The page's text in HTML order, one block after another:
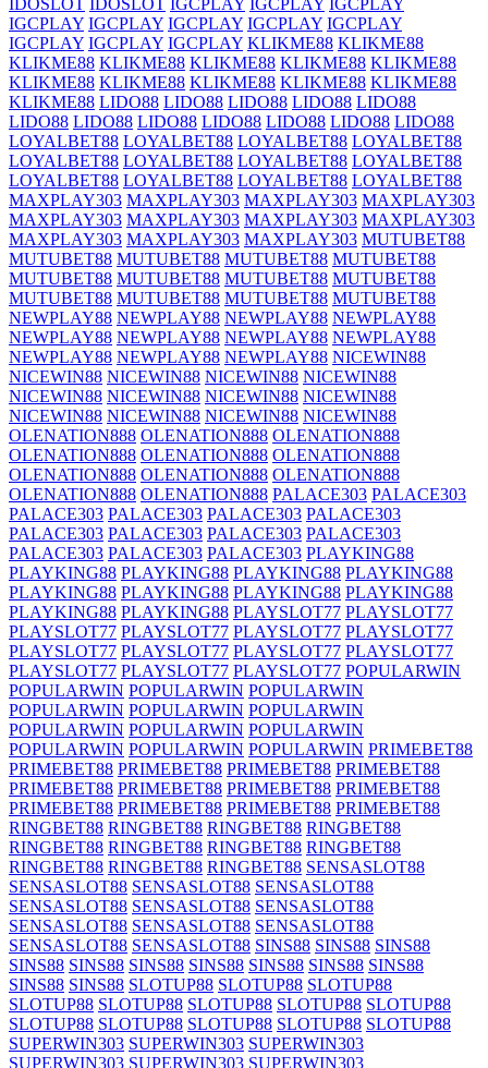
IDOSLOT IDOSLOT IGCPLAY IGCPLAY IGCPLAY
IGCPLAY IGCPLAY IGCPLAY IGCPLAY IGCPLAY
IGCPLAY IGCPLAY IGCPLAY KLIKME88 KLIKME88
KLIKME88 KLIKME88 KLIKME88 KLIKME88 KLIKME88
KLIKME88 KLIKME88 KLIKME88 KLIKME88 KLIKME88
KLIKME88 LIDO88 LIDO88 LIDO88 LIDO88 LIDO88
LIDO88 LIDO88 LIDO88 LIDO88 LIDO88 LIDO88 LIDO88
LOYALBET88 LOYALBET88 LOYALBET88 LOYALBET88
LOYALBET88 LOYALBET88 LOYALBET88 LOYALBET88
LOYALBET88 LOYALBET88 LOYALBET88 LOYALBET88
MAXPLAY303 MAXPLAY303 MAXPLAY303 MAXPLAY303
MAXPLAY303 MAXPLAY303 MAXPLAY303 MAXPLAY303
MAXPLAY303 MAXPLAY303 MAXPLAY303 MUTUBET88
MUTUBET88 MUTUBET88 MUTUBET88 MUTUBET88
MUTUBET88 MUTUBET88 MUTUBET88 MUTUBET88
MUTUBET88 MUTUBET88 MUTUBET88 MUTUBET88
NEWPLAY88 NEWPLAY88 NEWPLAY88 NEWPLAY88
NEWPLAY88 NEWPLAY88 NEWPLAY88 NEWPLAY88
NEWPLAY88 NEWPLAY88 NEWPLAY88 NICEWIN88
NICEWIN88 NICEWIN88 NICEWIN88 NICEWIN88
NICEWIN88 NICEWIN88 NICEWIN88 NICEWIN88
NICEWIN88 NICEWIN88 NICEWIN88 NICEWIN88
OLENATION888 OLENATION888 OLENATION888
OLENATION888 OLENATION888 OLENATION888
OLENATION888 OLENATION888 OLENATION888
OLENATION888 OLENATION888 PALACE303 PALACE303
PALACE303 PALACE303 PALACE303 PALACE303
PALACE303 PALACE303 PALACE303 PALACE303
PALACE303 PALACE303 PALACE303 PLAYKING88
PLAYKING88 PLAYKING88 PLAYKING88 PLAYKING88
PLAYKING88 PLAYKING88 PLAYKING88 PLAYKING88
PLAYKING88 PLAYKING88 PLAYSLOT77 PLAYSLOT77
PLAYSLOT77 PLAYSLOT77 PLAYSLOT77 PLAYSLOT77
PLAYSLOT77 PLAYSLOT77 PLAYSLOT77 PLAYSLOT77
PLAYSLOT77 PLAYSLOT77 PLAYSLOT77 POPULARWIN
POPULARWIN POPULARWIN POPULARWIN
POPULARWIN POPULARWIN POPULARWIN
POPULARWIN POPULARWIN POPULARWIN
POPULARWIN POPULARWIN POPULARWIN PRIMEBET88
PRIMEBET88 PRIMEBET88 PRIMEBET88 PRIMEBET88
PRIMEBET88 PRIMEBET88 PRIMEBET88 PRIMEBET88
PRIMEBET88 PRIMEBET88 PRIMEBET88 PRIMEBET88
RINGBET88 RINGBET88 RINGBET88 RINGBET88
RINGBET88 RINGBET88 RINGBET88 RINGBET88
RINGBET88 RINGBET88 RINGBET88 SENSASLOT88
SENSASLOT88 SENSASLOT88 SENSASLOT88
SENSASLOT88 SENSASLOT88 SENSASLOT88
SENSASLOT88 SENSASLOT88 SENSASLOT88
SENSASLOT88 SENSASLOT88 SINS88 SINS88 SINS88
SINS88 SINS88 SINS88 SINS88 SINS88 SINS88 SINS88
SINS88 SINS88 SLOTUP88 SLOTUP88 SLOTUP88
SLOTUP88 SLOTUP88 SLOTUP88 SLOTUP88 SLOTUP88
SLOTUP88 SLOTUP88 SLOTUP88 SLOTUP88 SLOTUP88
SUPERWIN303 SUPERWIN303 SUPERWIN303
SUPERWIN303 SUPERWIN303 SUPERWIN303